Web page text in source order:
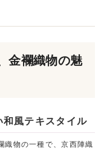
金襴織物の魅
風テキスタイル
織物の一種で、京西陣織